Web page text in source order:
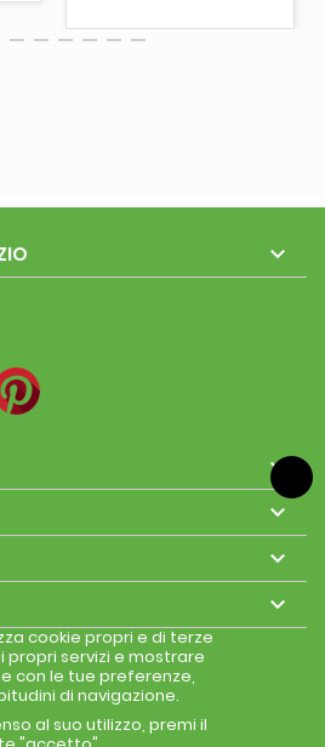





cookie propri e di terze
propri servizi e mostrare
con le tue preferenze,
di navigazione.
al suo utilizzo, premi il